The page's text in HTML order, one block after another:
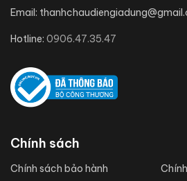
Email:
Hotline: 0906.47.35.47
Chính sách
Chính sách bảo hành